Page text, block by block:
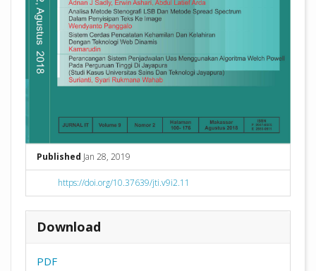
Published Jan 28, 2019
https://doi.org/10.37639/jti.v9i2.11
Download
PDF